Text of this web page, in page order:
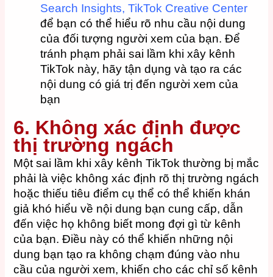
Search Insights,TikTok Creative Center
để bạn có thể hiểu rõ nhu cầu nội dung
của đối tượng người xem của bạn. Để
tránh phạm phải sai lầm khi xây kênh
TikTok này, hãy tận dụng và tạo ra các
nội dung có giá trị đến người xem của
bạn
6. Không xác định được
thị trường ngách
Một sai lầm khi xây kênh TikTok thường bị mắc
phải là việc không xác định rõ thị trường ngách
hoặc thiếu tiêu điểm cụ thể có thể khiến khán
giả khó hiểu về nội dung bạn cung cấp, dẫn
đến việc họ không biết mong đợi gì từ kênh
của bạn. Điều này có thể khiến những nội
dung bạn tạo ra không chạm đúng vào nhu
cầu của người xem, khiến cho các chỉ số kênh